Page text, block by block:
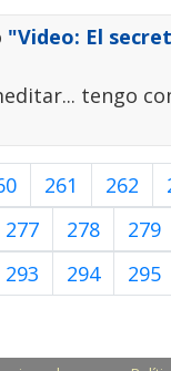
"Video: El
tengo
261 262
277 278 279
293 294 295